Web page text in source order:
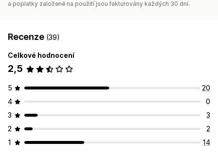
a poplatky založené na použití jsou fakturovány každých 30 dní.
Recenze (39)
Celkové hodnocení
2,5
5
20
4
0
3
3
2
2
1
14